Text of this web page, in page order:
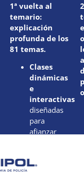
1ª vuelta al
temario:
explicación
profunda de los
81 temas.
Clases
dinámicas
e
interactivas
diseñadas
para
afianzar
tema, test